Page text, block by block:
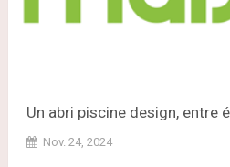
Un abri piscine design, entre
Nov. 24, 2024